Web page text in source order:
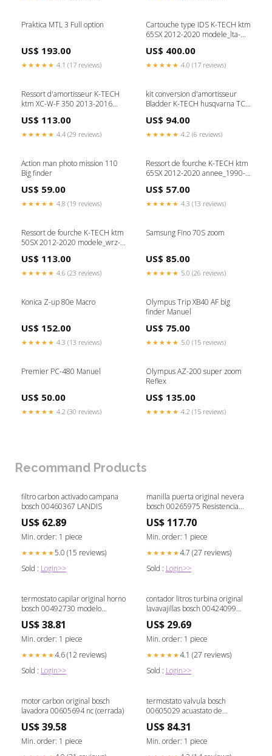
Praktica MTL 3 Full option
US$ 193.00
★★★★★ 4.1 (17 reviews)
Cartouche type IDS K-TECH ktm
65SX 2012-2020 modele_lta-
US$ 400.00
★★★★★ 4.0 (17 reviews)
Ressort d'amortisseur K-TECH
ktm XC-W-F 350 2013-2016
US$ 113.00
★★★★★ 4.4 (29 reviews)
kit conversion d'amortisseur
Bladder K-TECH husqvarna TC
US$ 94.00
★★★★★ 4.2 (6 reviews)
Action man photo mission 110
Big finder
US$ 59.00
★★★★★ 4.8 (19 reviews)
Ressort de fourche K-TECH ktm
65SX 2012-2020 annee_1990-
US$ 57.00
★★★★★ 4.3 (13 reviews)
Ressort de fourche K-TECH ktm
50SX 2012-2020 modele_wrz-
US$ 113.00
★★★★★ 4.6 (23 reviews)
Samsung Fino 70S zoom
US$ 85.00
★★★★★ 5.0 (26 reviews)
Konica Z-up 80e Macro
US$ 152.00
★★★★★ 4.3 (13 reviews)
Olympus Trip XB40 AF big
finder Manuel
US$ 75.00
★★★★★ 5.0 (15 reviews)
Premier PC-480 Manuel
US$ 50.00
★★★★★ 4.2 (30 reviews)
Olympus AZ-200 super zoom
Reflex
US$ 135.00
★★★★★ 4.2 (15 reviews)
Recommand Products
filtro carbon activado campana
bosch 00460367 LANDIS
US$ 62.89
Min. order: 1 piece
★★★★★5.0 (15 reviews)
Sold : Login>>
manilla puerta original nevera
bosch 00265975 Resistencia
US$ 117.70
Min. order: 1 piece
★★★★★4.7 (27 reviews)
Sold : Login>>
termostato capilar original horno
bosch 00492730 modelo
450mm alto 95mm ancho
inferior 105mm
US$ 38.81
Min. order: 1 piece
★★★★★4.6 (12 reviews)
Sold : Login>>
contador litros turbina original
lavavajillas bosch 00424099
US$ 29.69
Min. order: 1 piece
★★★★★4.1 (27 reviews)
Sold : Login>>
motor carbon original bosch
lavadora 00605694 nc (cerrada)
US$ 39.58
Min. order: 1 piece
termostato valvula bosch
00605029 acuastato de
US$ 84.31
Min. order: 1 piece